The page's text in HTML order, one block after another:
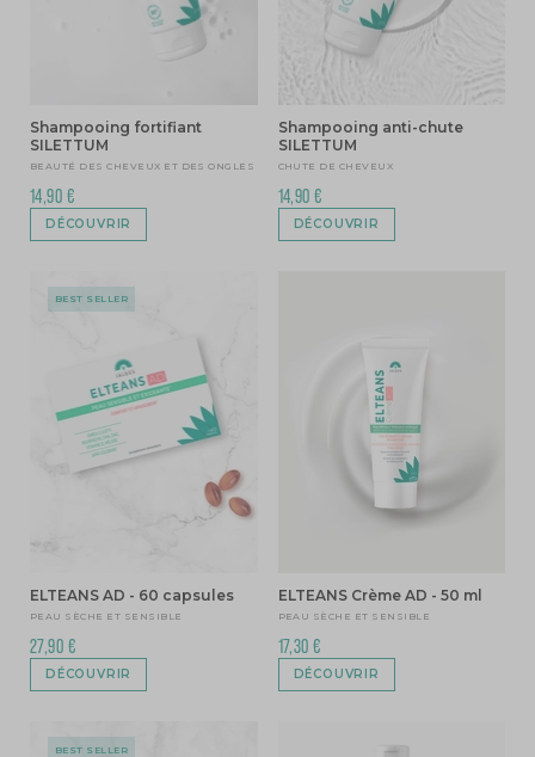
Shampooing fortifiant
SILETTUM
BEAUTÉ DES CHEVEUX ET DES ONGLES
14,90 €
DÉCOUVRIR
Shampooing anti-chute
SILETTUM
CHUTE DE CHEVEUX
14,90 €
DÉCOUVRIR
ELTEANS AD - 60 capsules
PEAU SÈCHE ET SENSIBLE
27,90 €
DÉCOUVRIR
BEST SELLER
ELTEANS Crème AD - 50 ml
PEAU SÈCHE ET SENSIBLE
17,30 €
DÉCOUVRIR
BEST SELLER